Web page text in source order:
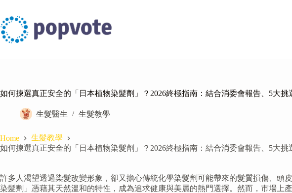
content
如何揀選真正安全的「日本植物染髮劑」？2026終極指南：結合消委會報告、5大
生髮醫生 生髮教學
Home
生髮教學
如何揀選真正安全的「日本植物染髮劑」？2026終極指南：結合消委會報告、5大挑
許多人渴望透過染髮改變形象，卻又擔心傳統化學染髮劑可能帶來的髮質損傷、
染髮劑」憑藉其天然溫和的特性，成為追求健康與美麗的熱門選擇。然而，市場上